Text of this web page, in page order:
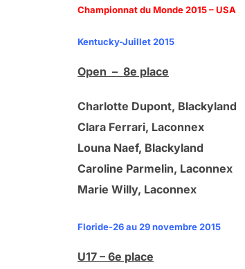
Championnat du Monde 2015 – USA
Kentucky-Juillet 2015
Open – 8e place
Charlotte Dupont, Blackyland
Clara Ferrari, Laconnex
Louna Naef, Blackyland
Caroline Parmelin, Laconnex
Marie Willy, Laconnex
Floride-26 au 29 novembre 2015
U17 – 6e place